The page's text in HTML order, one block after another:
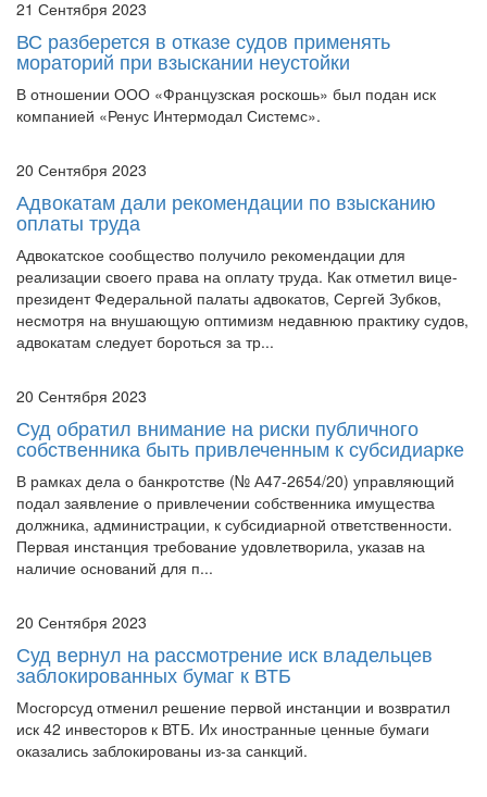
мораторий при взыскании неустойки
В отношении ООО «Французская роскошь» был подан иск
компанией «Ренус Интермодал Системс».
20 Сентября 2023
оплаты труда
Адвокатское сообщество получило рекомендации для
реализации своего права на оплату труда. Как отметил вице-
президент Федеральной палаты адвокатов, Сергей Зубков,
несмотря на внушающую оптимизм недавнюю практику судов,
адвокатам следует бороться за тр...
20 Сентября 2023
собственника быть привлеченным к субсидиарке
В рамках дела о банкротстве (№ А47-2654/20) управляющий
подал заявление о привлечении собственника имущества
должника, администрации, к субсидиарной ответственности.
Первая инстанция требование удовлетворила, указав на
наличие оснований для п...
20 Сентября 2023
заблокированных бумаг к ВТБ
Мосгорсуд отменил решение первой инстанции и возвратил
иск 42 инвесторов к ВТБ. Их иностранные ценные бумаги
оказались заблокированы из-за санкций.
20 Сентября 2023